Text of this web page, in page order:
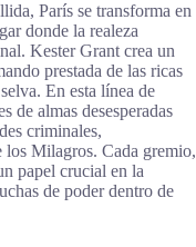
París se transforma en
donde la realeza
Kester Grant crea un
prestada de las ricas
En esta línea de
de almas desesperadas
criminales,
los Milagros. Cada gremio,
papel crucial en la
de poder dentro de